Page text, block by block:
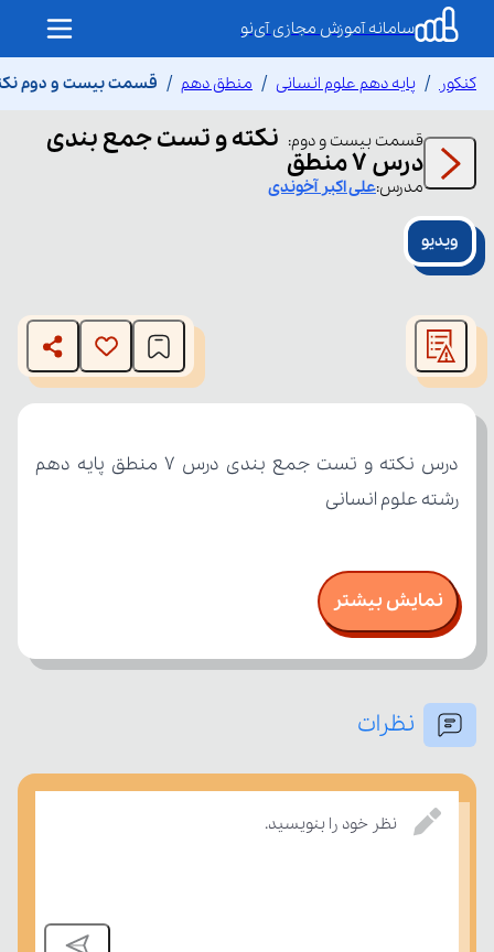
سامانه آموزش مجازی آی‌نو
کنکور پایه دهم علوم انسانی منطق دهم قسمت بیست و دوم نکته
قسمت بیست و دوم: نکته و تست جمع بندی
درس ۷ منطق
مدرس:علی اکبر آخوندی
ویدیو
modal
window.
The media could not be loaded, either because the server
or network failed or because the format is not supported.
رشته علوم انسانی
نمایش بیشتر
نظرات
نظر خود را بنویسید.